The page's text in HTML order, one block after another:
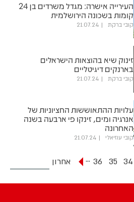
העירייה אישרה: מגדל משרדים בן 24
קומות בשכונה הירושלמית
קובי ברקת 21.07.24
זינוק שיא בהוצאות הישראלים
בארנקים דיגיטליים
קובי ברקת 21.07.24
עלויות ההתאוששות החציוניות של
אנרגיה ומים, זינקו פי ארבעה בשנה
האחרונה
קובי עוזיאלי 21.07.24
34
35
36
... אחרון